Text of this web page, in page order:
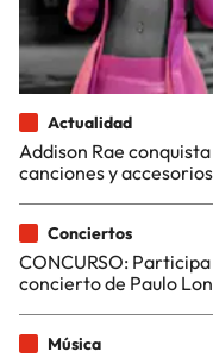
Actualidad
Addison Rae
canciones y
Conciertos
CONCURSO:
concierto de Paulo
Música